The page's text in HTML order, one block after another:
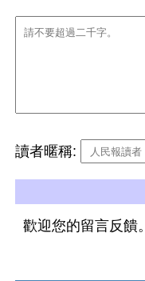
讀者暱稱:
歡迎您的留言反饋。